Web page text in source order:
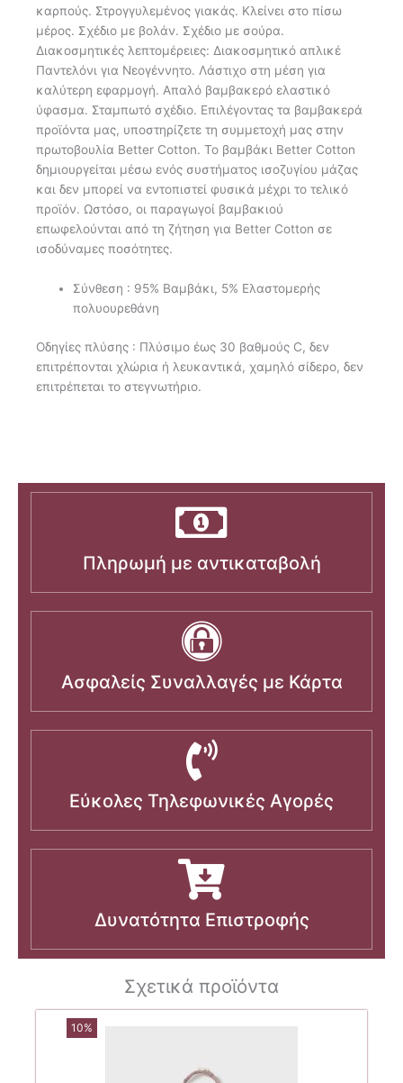
καρπούς. Στρογγυλεμένος γιακάς. Κλείνει στο πίσω
μέρος. Σχέδιο με βολάν. Σχέδιο με σούρα.
Διακοσμητικές λεπτομέρειες: Διακοσμητικό απλικέ
Παντελόνι για Νεογέννητο. Λάστιχο στη μέση για
καλύτερη εφαρμογή. Απαλό βαμβακερό ελαστικό
ύφασμα. Σταμπωτό σχέδιο. Επιλέγοντας τα βαμβακερά
προϊόντα μας, υποστηρίζετε τη συμμετοχή μας στην
πρωτοβουλία Better Cotton. Το βαμβάκι Better Cotton
δημιουργείται μέσω ενός συστήματος ισοζυγίου μάζας
και δεν μπορεί να εντοπιστεί φυσικά μέχρι το τελικό
προϊόν. Ωστόσο, οι παραγωγοί βαμβακιού
επωφελούνται από τη ζήτηση για Better Cotton σε
ισοδύναμες ποσότητες.
Σύνθεση : 95% Βαμβάκι, 5% Ελαστομερής
πολυουρεθάνη
Οδηγίες πλύσης : Πλύσιμο έως 30 βαθμούς C, δεν
επιτρέπονται χλώρια ή λευκαντικά, χαμηλό σίδερο, δεν
επιτρέπεται το στεγνωτήριο.
Πληρωμή με αντικαταβολή
Ασφαλείς Συναλλαγές με Κάρτα
Εύκολες Τηλεφωνικές Αγορές
Δυνατότητα Επιστροφής
Σχετικά προϊόντα
10%